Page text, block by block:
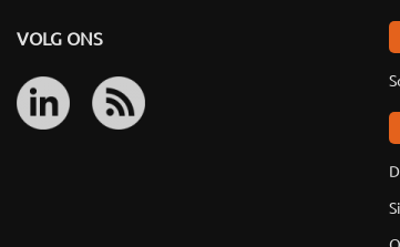
VOLG ONS